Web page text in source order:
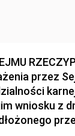
przez
wniosku z